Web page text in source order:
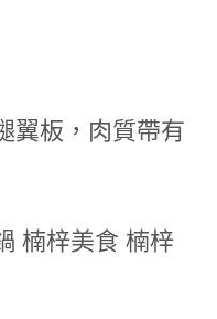
翼板，肉質帶有